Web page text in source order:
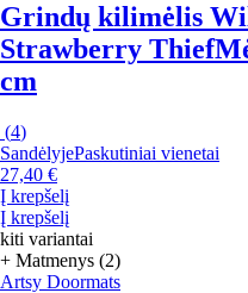
Grindų kilimėlis
Strawberry Thief
cm
(4)
SandėlyjePaskutiniai vienetai
27,40 €
Į krepšelį
Į krepšelį
kiti variantai
+ Matmenys (2)
Artsy Doormats